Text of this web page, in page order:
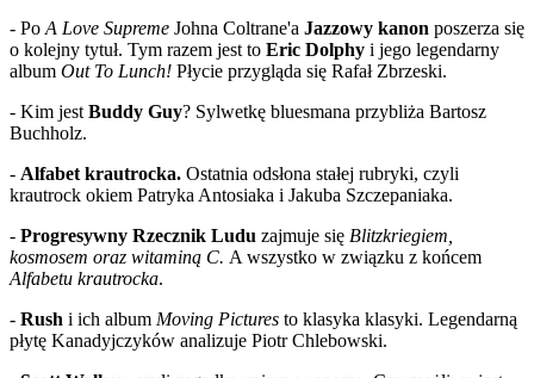
- PoA Love Supreme Johna Coltrane'a Jazzowy kanon poszerza się
o kolejny tytuł. Tym razem jest to Eric Dolphy i jego legendarny
album Out To Lunch! Płycie przygląda się Rafał Zbrzeski.
- Kim jestBuddy Guy? Sylwetkę bluesmana przybliża Bartosz
Buchholz.
- Alfabet krautrocka. Ostatnia odsłona stałej rubryki, czyli
krautrock okiem Patryka Antosiaka i Jakuba Szczepaniaka.
- Progresywny Rzecznik Ludu zajmuje się Blitzkriegiem,
kosmosem oraz witaminą C. A wszystko w związku z końcem
Alfabetu krautrocka.
- Rush i ich album Moving Pictures to klasyka klasyki. Legendarną
płytę Kanadyjczyków analizuje Piotr Chlebowski.